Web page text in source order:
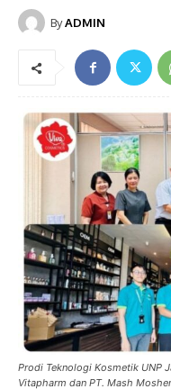
ByADMIN
Prodi Teknologi Kosmetik UNP
Vitapharm dan PT. Mash